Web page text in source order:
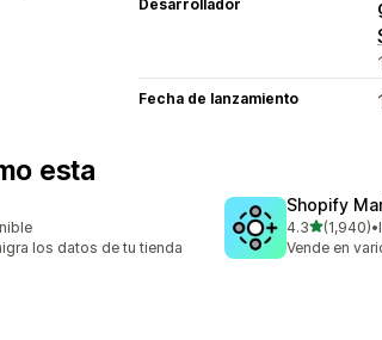
Desarrollador
Fecha de lanzamiento
esta
los datos de tu tienda
Shopify
4.3de 5(1,940)
1940 •
Vende en